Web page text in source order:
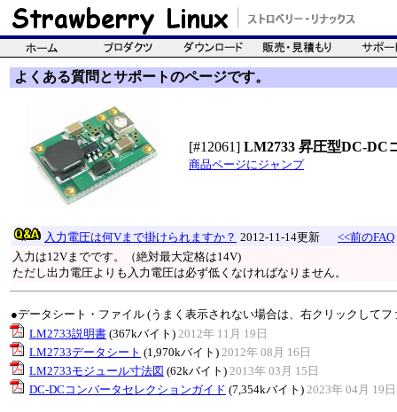
よくある質問とサポートのページです。
[#12061] LM2733 昇圧型DC-DC
商品ページにジャンプ
入力電圧は何Vまで掛けられますか？ 2012-11-14更新 <<前のFAQ
入力は12Vまでです。（絶対最大定格は14V)
ただし出力電圧よりも入力電圧は必ず低くなければなりません。
●データシート・ファイル (うまく表示されない場合は、右クリックして
LM2733説明書 (367kバイト) 2012年 11月 19日
LM2733データシート (1,970kバイト) 2012年 08月 16日
LM2733モジュール寸法図 (62kバイト) 2013年 03月 15日
DC-DCコンバータセレクションガイド (7,354kバイト) 2023年 04月 19日